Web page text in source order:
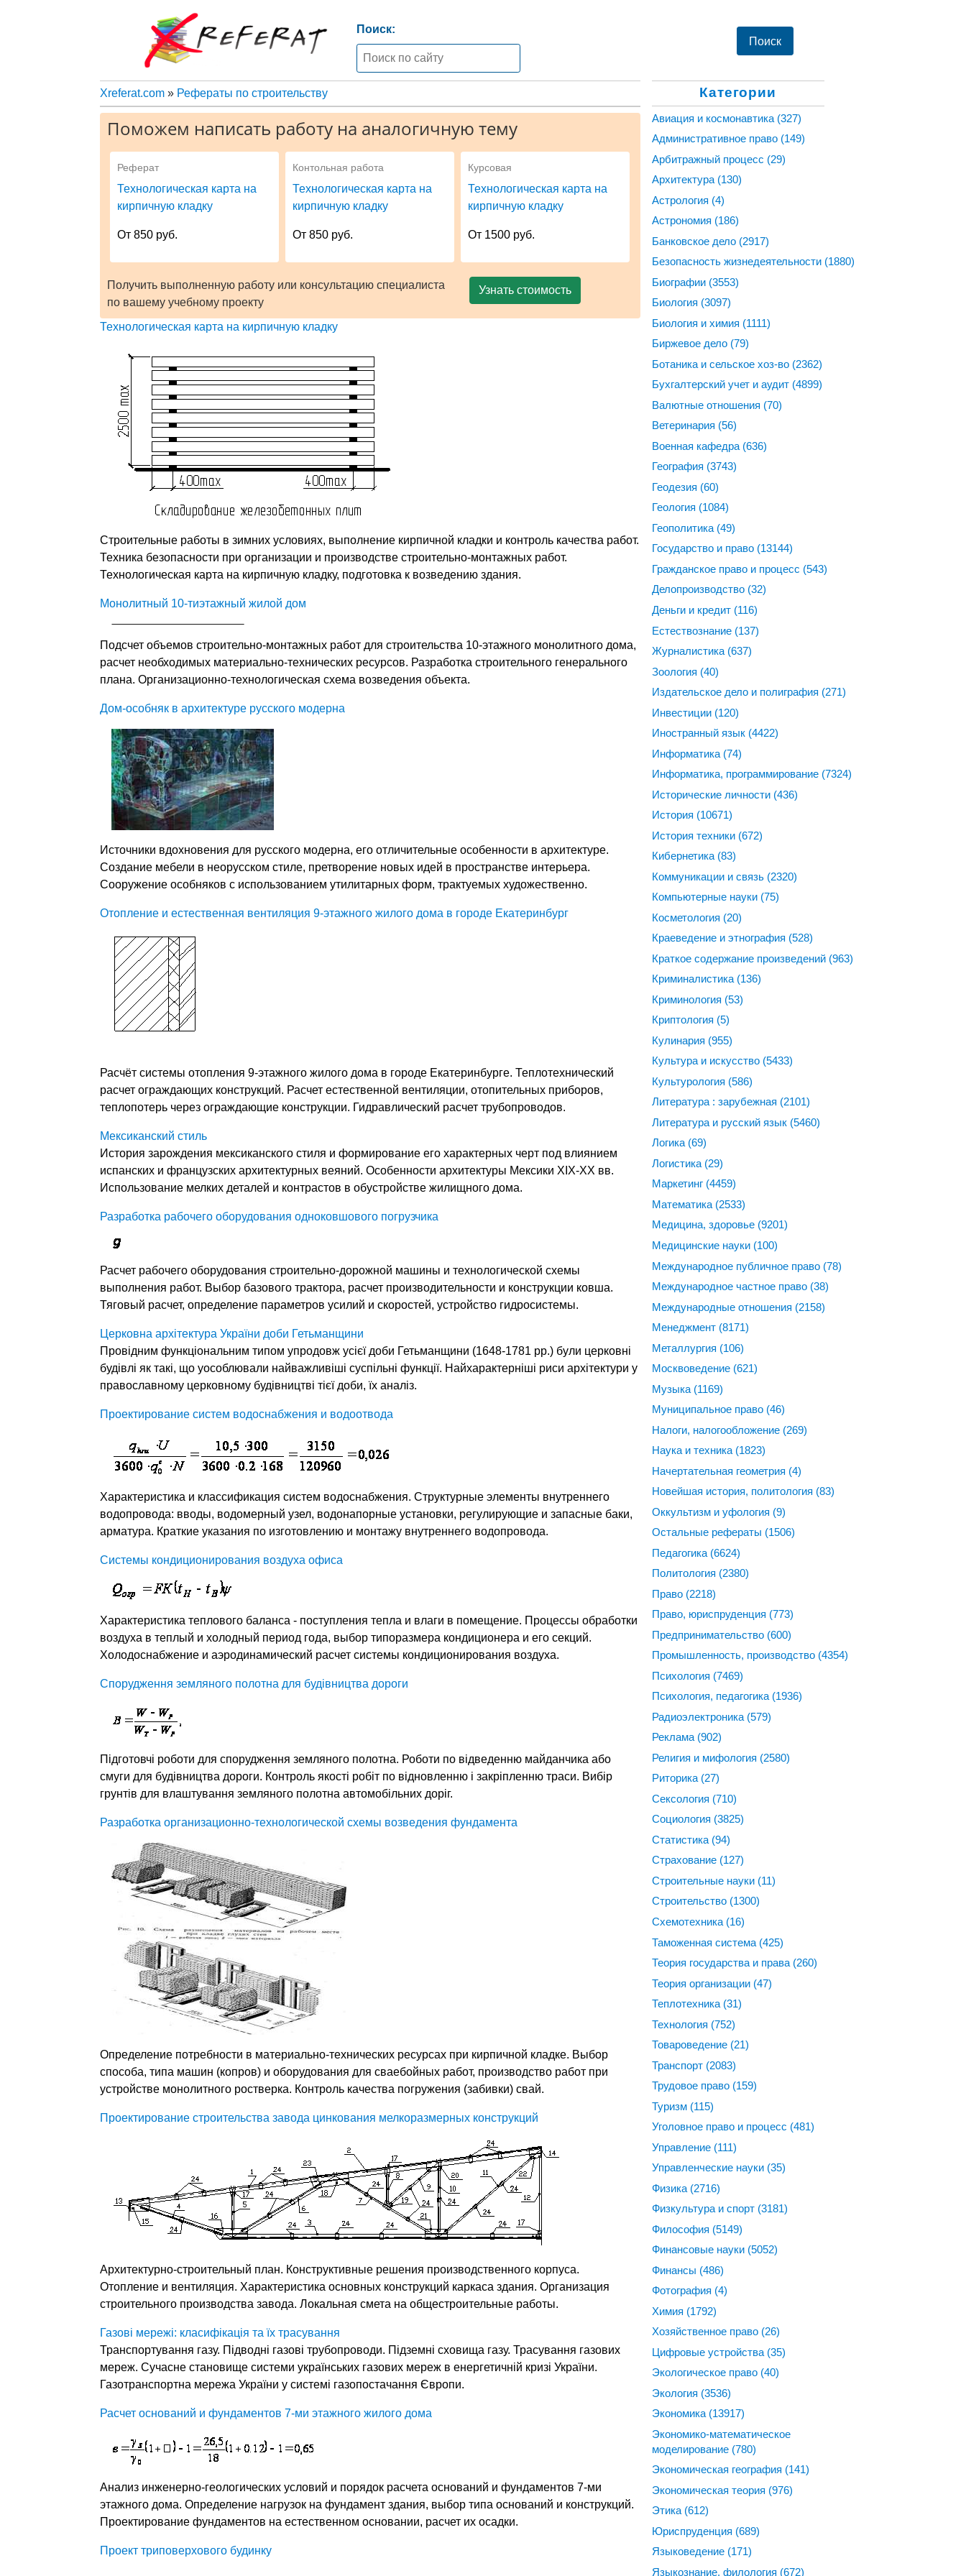
Поиск:
Xreferat.com» Рефераты по строительству
Поможем написать работу на аналогичную тему
Реферат
Технологическая карта на
кирпичную кладку
От 850 руб.
Контольная работа
Технологическая карта на
кирпичную кладку
От 850 руб.
Курсовая
Технологическая карта на
кирпичную кладку
От 1500 руб.
Получить выполненную работу или консультацию специалиста
по вашему учебному проекту
Узнать стоимость
Технологическая карта на кирпичную кладку
Строительные работы в зимних условиях, выполнение кирпичной кладки и контроль качества работ.
Техника безопасности при организации и производстве строительно-монтажных работ.
Технологическая карта на кирпичную кладку, подготовка к возведению здания.
Монолитный 10-тиэтажный жилой дом
Подсчет объемов строительно-монтажных работ для строительства 10-этажного монолитного дома,
расчет необходимых материально-технических ресурсов. Разработка строительного генерального
плана. Организационно-технологическая схема возведения объекта.
Дом-особняк в архитектуре русского модерна
Источники вдохновения для русского модерна, его отличительные особенности в архитектуре.
Создание мебели в неорусском стиле, претворение новых идей в пространстве интерьера.
Сооружение особняков с использованием утилитарных форм, трактуемых художественно.
Отопление и естественная вентиляция 9-этажного жилого дома в городе Екатеринбург
Расчёт системы отопления 9-этажного жилого дома в городе Екатеринбурге. Теплотехнический
расчет ограждающих конструкций. Расчет естественной вентиляции, отопительных приборов,
теплопотерь через ограждающие конструкции. Гидравлический расчет трубопроводов.
Мексиканский стиль
История зарождения мексиканского стиля и формирование его характерных черт под влиянием
испанских и французских архитектурных веяний. Особенности архитектуры Мексики XIX-XX вв.
Использование мелких деталей и контрастов в обустройстве жилищного дома.
Разработка рабочего оборудования одноковшового погрузчика
Расчет рабочего оборудования строительно-дорожной машины и технологической схемы
выполнения работ. Выбор базового трактора, расчет производительности и конструкции ковша.
Тяговый расчет, определение параметров усилий и скоростей, устройство гидросистемы.
Церковна архітектура України доби Гетьманщини
Провідним функціональним типом упродовж усієї доби Гетьманщини (1648-1781 рр.) були церковні
будівлі як такі, що уособлювали найважливіші суспільні функції. Найхарактерніші риси архітектури у
православному церковному будівництві тієї доби, їх аналіз.
Проектирование систем водоснабжения и водоотвода
Характеристика и классификация систем водоснабжения. Структурные элементы внутреннего
водопровода: вводы, водомерный узел, водонапорные установки, регулирующие и запасные баки,
арматура. Краткие указания по изготовлению и монтажу внутреннего водопровода.
Системы кондиционирования воздуха офиса
Характеристика теплового баланса - поступления тепла и влаги в помещение. Процессы обработки
воздуха в теплый и холодный период года, выбор типоразмера кондиционера и его секций.
Холодоснабжение и аэродинамический расчет системы кондиционирования воздуха.
Спорудження земляного полотна для будівництва дороги
Підготовчі роботи для спорудження земляного полотна. Роботи по відведенню майданчика або
смуги для будівництва дороги. Контроль якості робіт по відновленню і закріпленню траси. Вибір
грунтів для влаштування земляного полотна автомобільних доріг.
Разработка организационно-технологической схемы возведения фундамента
Определение потребности в материально-технических ресурсах при кирпичной кладке. Выбор
способа, типа машин (копров) и оборудования для сваебойных работ, производство работ при
устройстве монолитного ростверка. Контроль качества погружения (забивки) свай.
Проектирование строительства завода цинкования мелкоразмерных конструкций
Архитектурно-строительный план. Конструктивные решения производственного корпуса.
Отопление и вентиляция. Характеристика основных конструкций каркаса здания. Организация
строительного производства завода. Локальная смета на общестроительные работы.
Газові мережі: класифікація та їх трасування
Транспортування газу. Підводні газові трубопроводи. Підземні сховища газу. Трасування газових
мереж. Сучасне становище системи українських газових мереж в енергетичній кризі України.
Газотранспортна мережа України у системі газопостачання Європи.
Расчет оснований и фундаментов 7-ми этажного жилого дома
Анализ инженерно-геологических условий и порядок расчета оснований и фундаментов 7-ми
этажного дома. Определение нагрузок на фундамент здания, выбор типа оснований и конструкций.
Проектирование фундаментов на естественном основании, расчет их осадки.
Проект триповерхового будинку
Категории
Авиация и космонавтика (327)
Административное право (149)
Арбитражный процесс (29)
Архитектура (130)
Астрология (4)
Астрономия (186)
Банковское дело (2917)
Безопасность жизнедеятельности (1880)
Биографии (3553)
Биология (3097)
Биология и химия (1111)
Биржевое дело (79)
Ботаника и сельское хоз-во (2362)
Бухгалтерский учет и аудит (4899)
Валютные отношения (70)
Ветеринария (56)
Военная кафедра (636)
География (3743)
Геодезия (60)
Геология (1084)
Геополитика (49)
Государство и право (13144)
Гражданское право и процесс (543)
Делопроизводство (32)
Деньги и кредит (116)
Естествознание (137)
Журналистика (637)
Зоология (40)
Издательское дело и полиграфия (271)
Инвестиции (120)
Иностранный язык (4422)
Информатика (74)
Информатика, программирование (7324)
Исторические личности (436)
История (10671)
История техники (672)
Кибернетика (83)
Коммуникации и связь (2320)
Компьютерные науки (75)
Косметология (20)
Краеведение и этнография (528)
Краткое содержание произведений (963)
Криминалистика (136)
Криминология (53)
Криптология (5)
Кулинария (955)
Культура и искусство (5433)
Культурология (586)
Литература : зарубежная (2101)
Литература и русский язык (5460)
Логика (69)
Логистика (29)
Маркетинг (4459)
Математика (2533)
Медицина, здоровье (9201)
Медицинские науки (100)
Международное публичное право (78)
Международное частное право (38)
Международные отношения (2158)
Менеджмент (8171)
Металлургия (106)
Москвоведение (621)
Музыка (1169)
Муниципальное право (46)
Налоги, налогообложение (269)
Наука и техника (1823)
Начертательная геометрия (4)
Новейшая история, политология (83)
Оккультизм и уфология (9)
Остальные рефераты (1506)
Педагогика (6624)
Политология (2380)
Право (2218)
Право, юриспруденция (773)
Предпринимательство (600)
Промышленность, производство (4354)
Психология (7469)
Психология, педагогика (1936)
Радиоэлектроника (579)
Реклама (902)
Религия и мифология (2580)
Риторика (27)
Сексология (710)
Социология (3825)
Статистика (94)
Страхование (127)
Строительные науки (11)
Строительство (1300)
Схемотехника (16)
Таможенная система (425)
Теория государства и права (260)
Теория организации (47)
Теплотехника (31)
Технология (752)
Товароведение (21)
Транспорт (2083)
Трудовое право (159)
Туризм (115)
Уголовное право и процесс (481)
Управление (111)
Управленческие науки (35)
Физика (2716)
Физкультура и спорт (3181)
Философия (5149)
Финансовые науки (5052)
Финансы (486)
Фотография (4)
Химия (1792)
Хозяйственное право (26)
Цифровые устройства (35)
Экологическое право (40)
Экология (3536)
Экономика (13917)
Экономико-математическое
моделирование (780)
Экономическая география (141)
Экономическая теория (976)
Этика (612)
Юриспруденция (689)
Языковедение (171)
Языкознание, филология (672)